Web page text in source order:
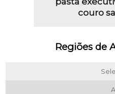
couro
Regiões de